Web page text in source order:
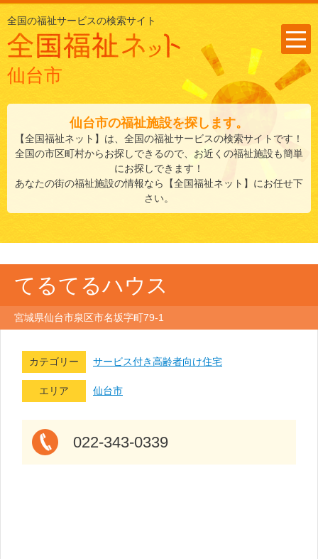
全国の福祉サービスの検索サイト
仙台市
仙台市の福祉施設を探します。
【全国福祉ネット】は、全国の福祉サービスの検索サイトです！
全国の市区町村からお探しできるので、お近くの福祉施設も簡単
にお探しできます！
あなたの街の福祉施設の情報なら【全国福祉ネット】にお任せ下
さい。
てるてるハウス
宮城県仙台市泉区市名坂字町79-1
カテゴリー サービス付き高齢者向け住宅
エリア 仙台市
022-343-0339